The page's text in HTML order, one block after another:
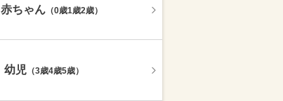
赤ちゃん （0歳1歳2歳）
幼児 （3歳4歳5歳）